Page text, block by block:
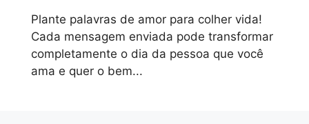
Plante palavras de amor para colher vida!
Cada mensagem enviada pode transformar
completamente o dia da pessoa que você
ama e quer o bem...